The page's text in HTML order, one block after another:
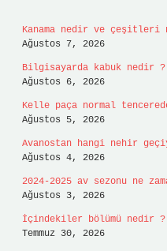
Kanama nedir ve
Ağustos 7, 2026
Bilgisayarda kabuk nedir ?
Ağustos 6, 2026
Kelle paça normal
Ağustos 5, 2026
Avanostan hangi nehir
Ağustos 4, 2026
2024-2025 av sezonu ne
Ağustos 3, 2026
İçindekiler bölümü nedir ?
Temmuz 30, 2026